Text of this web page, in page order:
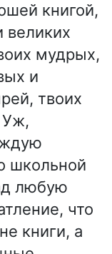
книгой,
великих
мудрых,
и
твоих
Уж,
школьной
любую
что
книги, а